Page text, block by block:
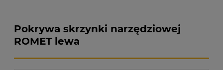
Pokrywa skrzynki narzędziowej
ROMET lewa